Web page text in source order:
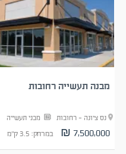
מבנה תעשייה רחובות
נס ציונה - רחובות מבני תעשייה
7,500,000 ₪ במרחק: 3.5 ק"מ